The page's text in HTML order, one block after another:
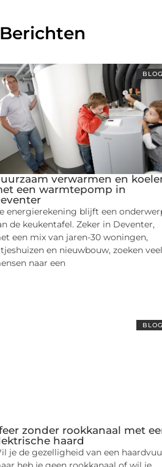
BLOG
verwarmen en
een warmtepomp in
energierekening blijft een
de keukentafel. Zeker in Deventer,
een mix van jaren-30 woningen,
en nieuwbouw, zoeken veel
naar een
BLOG
zonder rookkanaal met
haard
je de gezelligheid van een